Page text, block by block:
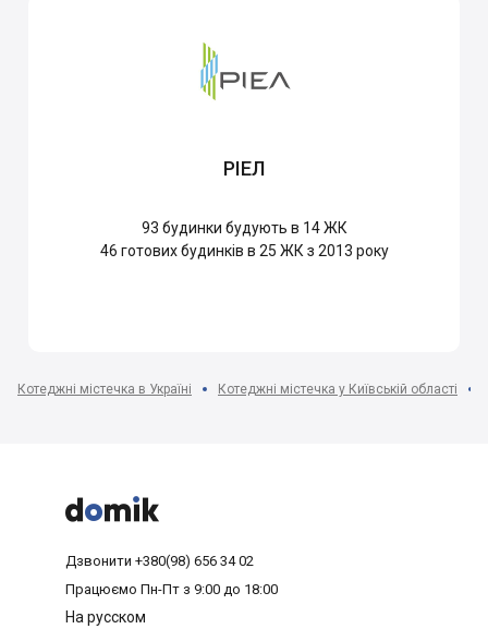
РІЕЛ
93 будинки будують в 14 ЖК
46 готових будинків в 25 ЖК з 2013 року
Котеджні містечка в Україні Котеджні містечка у Київській області



Дзвонити +380(98) 656 34 02
Працюємо Пн-Пт з 9:00 до 18:00
На русском